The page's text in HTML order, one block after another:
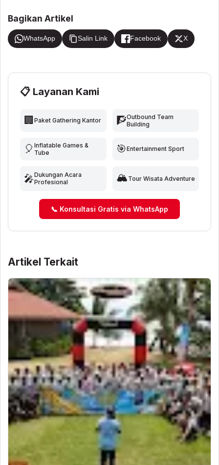
Bagikan Artikel
WhatsApp Salin Link Facebook X
📋 Layanan Kami
🏢 Paket Gathering Kantor 🧗Outbound Team
Building
🎈 Inflatable Games &
Tube
🎯Entertainment Sport
🎤Dukungan Acara
Profesional
🏔️ Tour Wisata Adventure
📞 Konsultasi Gratis via WhatsApp
Artikel Terkait